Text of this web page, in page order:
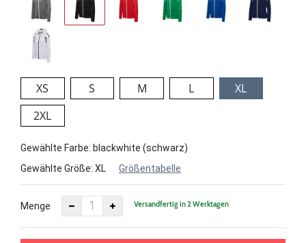
XS S M L
XL
2XL
Gewählte Farbe: blackwhite (schwarz)
Gewählte Größe: XL Größentabelle
Menge Versandfertig in 2 Werktagen